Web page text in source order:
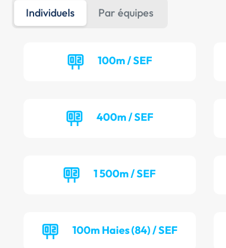
Individuels Par équipes
100m / SEF
400m / SEF
1 500m / SEF
100m Haies (84) / SEF